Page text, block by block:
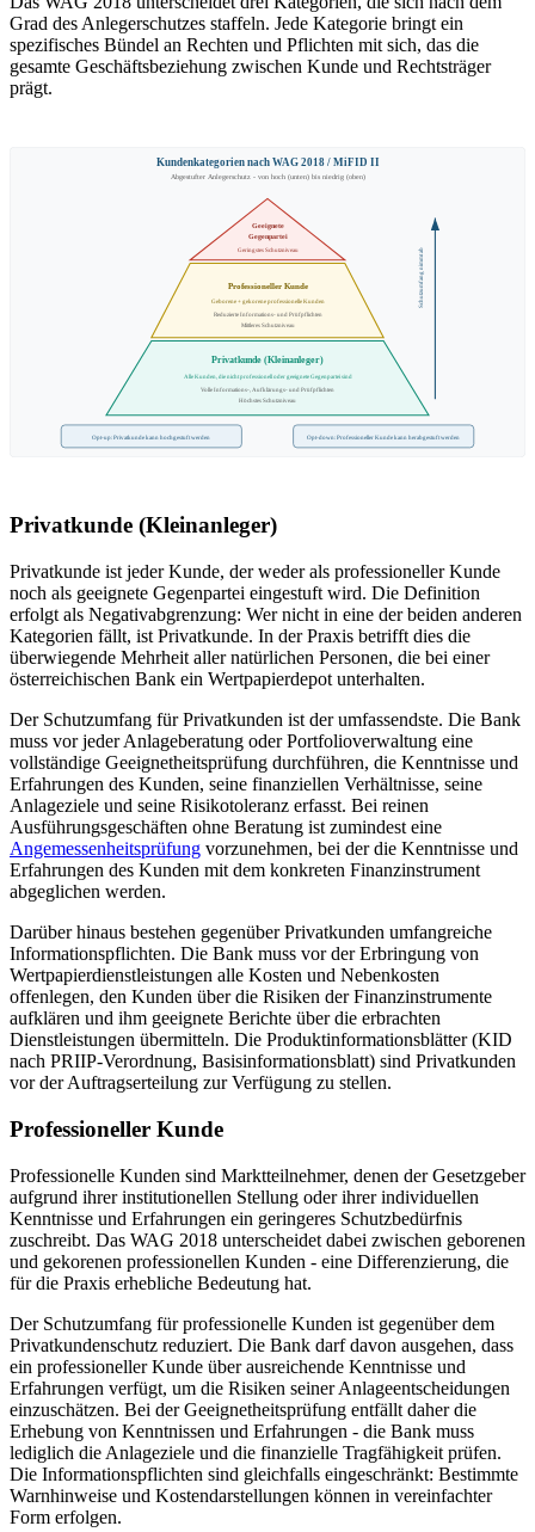
Grad des Anlegerschutzes staffeln. Jede Kategorie bringt ein
spezifisches Bündel an Rechten und Pflichten mit sich, das die
gesamte Geschäftsbeziehung zwischen Kunde und Rechtsträger
prägt.
Kundenkategorien nach WAG 2018 / MiFID II
Abgestufter Anlegerschutz - von hoch (unten) bis niedrig (oben)
Geeignete
Gegenpartei
Geringstes Schutzniveau
Professioneller Kunde
Geborene + gekorene professionelle Kunden
Reduzierte Informations- und Prüfpflichten
Mittleres Schutzniveau
Privatkunde (Kleinanleger)
Alle Kunden, die nicht professionell oder geeignete Gegenpartei sind
Volle Informations-, Aufklärungs- und Prüfpflichten
Höchstes Schutzniveau
Schutzumfang nimmt ab
Opt-up: Privatkunde kann hochgestuft werden Opt-down: Professioneller Kunde kann herabgestuft werden
Privatkunde (Kleinanleger)
Privatkunde ist jeder Kunde, der weder als professioneller Kunde
noch als geeignete Gegenpartei eingestuft wird. Die Definition
erfolgt als Negativabgrenzung: Wer nicht in eine der beiden anderen
Kategorien fällt, ist Privatkunde. In der Praxis betrifft dies die
überwiegende Mehrheit aller natürlichen Personen, die bei einer
österreichischen Bank ein Wertpapierdepot unterhalten.
Der Schutzumfang für Privatkunden ist der umfassendste. Die Bank
muss vor jeder Anlageberatung oder Portfolioverwaltung eine
vollständige Geeignetheitsprüfung durchführen, die Kenntnisse und
Erfahrungen des Kunden, seine finanziellen Verhältnisse, seine
Anlageziele und seine Risikotoleranz erfasst. Bei reinen
Ausführungsgeschäften ohne Beratung ist zumindest eine
Angemessenheitsprüfung vorzunehmen, bei der die Kenntnisse und
Erfahrungen des Kunden mit dem konkreten Finanzinstrument
abgeglichen werden.
Darüber hinaus bestehen gegenüber Privatkunden umfangreiche
Informationspflichten. Die Bank muss vor der Erbringung von
Wertpapierdienstleistungen alle Kosten und Nebenkosten
offenlegen, den Kunden über die Risiken der Finanzinstrumente
aufklären und ihm geeignete Berichte über die erbrachten
Dienstleistungen übermitteln. Die Produktinformationsblätter (KID
nach PRIIP-Verordnung, Basisinformationsblatt) sind Privatkunden
vor der Auftragserteilung zur Verfügung zu stellen.
Professioneller Kunde
Professionelle Kunden sind Marktteilnehmer, denen der Gesetzgeber
aufgrund ihrer institutionellen Stellung oder ihrer individuellen
Kenntnisse und Erfahrungen ein geringeres Schutzbedürfnis
zuschreibt. Das WAG 2018 unterscheidet dabei zwischen geborenen
und gekorenen professionellen Kunden - eine Differenzierung, die
für die Praxis erhebliche Bedeutung hat.
Der Schutzumfang für professionelle Kunden ist gegenüber dem
Privatkundenschutz reduziert. Die Bank darf davon ausgehen, dass
ein professioneller Kunde über ausreichende Kenntnisse und
Erfahrungen verfügt, um die Risiken seiner Anlageentscheidungen
einzuschätzen. Bei der Geeignetheitsprüfung entfällt daher die
Erhebung von Kenntnissen und Erfahrungen - die Bank muss
lediglich die Anlageziele und die finanzielle Tragfähigkeit prüfen.
Die Informationspflichten sind gleichfalls eingeschränkt: Bestimmte
Warnhinweise und Kostendarstellungen können in vereinfachter
Form erfolgen.